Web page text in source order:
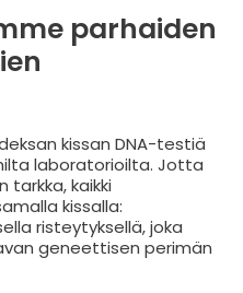
parhaiden
kissan DNA-testiä
laboratorioilta. Jotta
tarkka, kaikki
kissalla:
risteytyksellä, joka
geneettisen perimän